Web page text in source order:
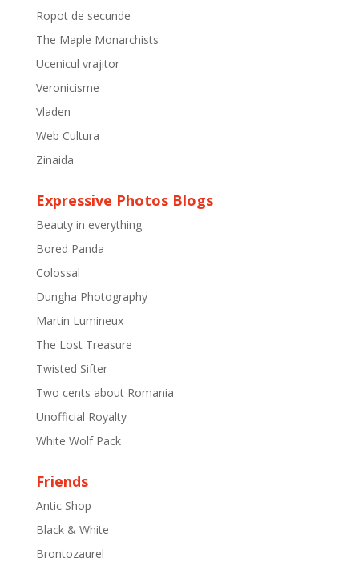
Ropot de secunde
The Maple Monarchists
Ucenicul vrajitor
Veronicisme
Vladen
Web Cultura
Zinaida
Expressive Photos Blogs
Beauty in everything
Bored Panda
Colossal
Dungha Photography
Martin Lumineux
The Lost Treasure
Twisted Sifter
Two cents about Romania
Unofficial Royalty
White Wolf Pack
Friends
Antic Shop
Black & White
Brontozaurel